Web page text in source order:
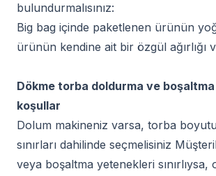
bulundurmalısınız:
Big bag içinde paketlenen ürünün
ürünün kendine ait bir özgül ağırlığı
Dökme torba doldurma ve
koşullar
Dolum makineniz varsa, torba
sınırları dahilinde seçmelisiniz
veya boşaltma yetenekleri sınırlıysa,